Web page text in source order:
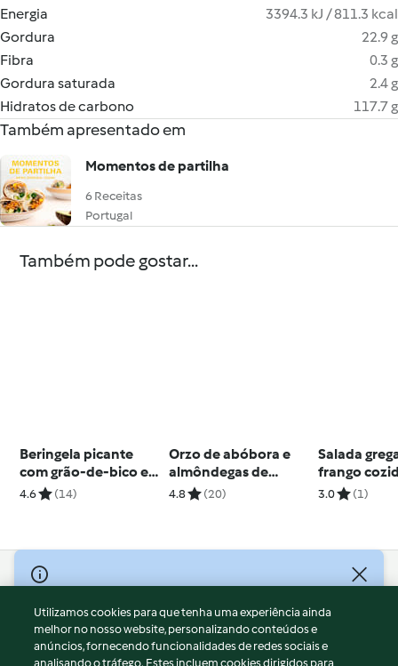
Energia
3394.3 kJ / 811.3 kcal
Gordura
22.9 g
Fibra
0.3 g
Gordura saturada
2.4 g
Hidratos de carbono
117.7 g
Também apresentado em
Momentos de partilha
6 Receitas
Portugal
Também pode gostar...
Beringela picante
com grão-de-bico e
frango
4.6 (14)
Orzo de abóbora e
almôndegas de
cogumelos e tomilho
4.8 (20)
Salada
frango
vapor - TM5
3.0 (1)
© Copyright 2026
Termos de Utilização
Aviso sobre Proteção de Dados
Aviso
Utilizamos cookies para que tenha uma experiência ainda
melhor no nosso website, personalizando conteúdos e
anúncios, fornecendo funcionalidades de redes sociais e
analisando o tráfego. Estes incluem cookies dirigidos para